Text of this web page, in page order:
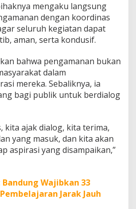
mengaku langsung
dengan koordinas
seluruh kegiatan dapat
aman, serta kondusif.
bahwa pengamanan bukan
dalam
mereka. Sebaliknya, ia
bagi publik untuk berdialog
kita ajak dialog, kita terima,
yang masuk, dan kita akan
aspirasi yang disampaikan,”
Wajibkan 33
Jarak Jauh